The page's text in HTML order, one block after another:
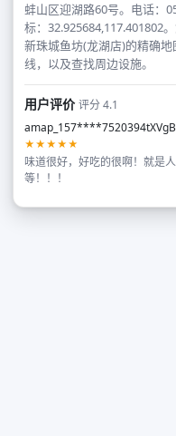
蚌山区迎湖路60号。电话：
标：32.925684,117.401802
新珠城鱼坊(龙湖店)的精确
线，以及查找周边设施。
用户评价评分 4.1
amap_157****7520394tXVgB
★★★★★
味道很好，好吃的很啊！就是
等！！！